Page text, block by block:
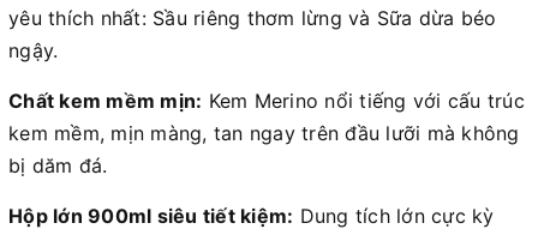
yêu thích nhất: Sầu riêng thơm lừng và Sữa dừa béo
ngậy.
Chất kem mềm mịn: Kem Merino nổi tiếng với cấu trúc
kem mềm, mịn màng, tan ngay trên đầu lưỡi mà không
bị dăm đá.
Hộp lớn 900ml siêu tiết kiệm: Dung tích lớn cực kỳ